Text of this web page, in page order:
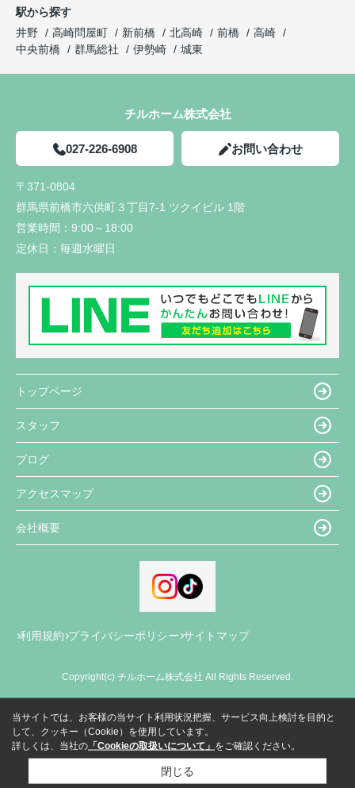
駅から探す
井野
高崎問屋町 新前橋 北高崎 前橋
高崎
中央前橋
群馬総社 伊勢崎 城東
チルホーム株式会社
027-226-6908 お問い合わせ
〒371-0804
群馬県前橋市六供町３丁目7-1 ツクイビル 1階
営業時間： 9:00～18:00
定休日： 毎週水曜日
トップページ
スタッフ
ブログ
アクセスマップ
会社概要
利用規約 プライバシーポリシー サイトマップ
Copyright(c) チルホーム株式会社 All Rights Reserved.
当サイトでは、お客様の当サイト利用状況把握、サービス向上検討を目的と
して、クッキー（Cookie）を使用しています。
詳しくは、当社の 「Cookieの取扱いについて」 をご確認ください。
閉じる